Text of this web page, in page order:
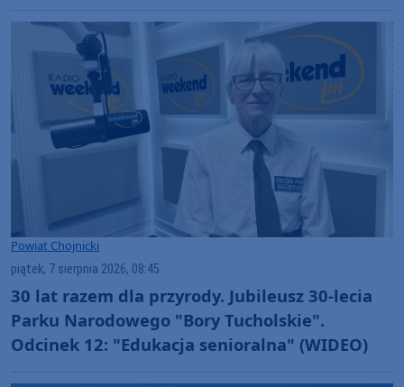
Powiat Chojnicki
piątek, 7 sierpnia 2026, 08:45
30 lat razem dla przyrody. Jubileusz 30-lecia
Parku Narodowego "Bory Tucholskie".
Odcinek 12: "Edukacja senioralna" (WIDEO)